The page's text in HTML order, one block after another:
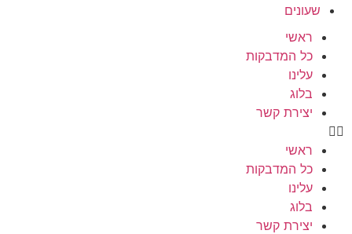
שעונים
ראשי
כל המדבקות
עלינו
בלוג
יצירת קשר
ראשי
כל המדבקות
עלינו
בלוג
יצירת קשר